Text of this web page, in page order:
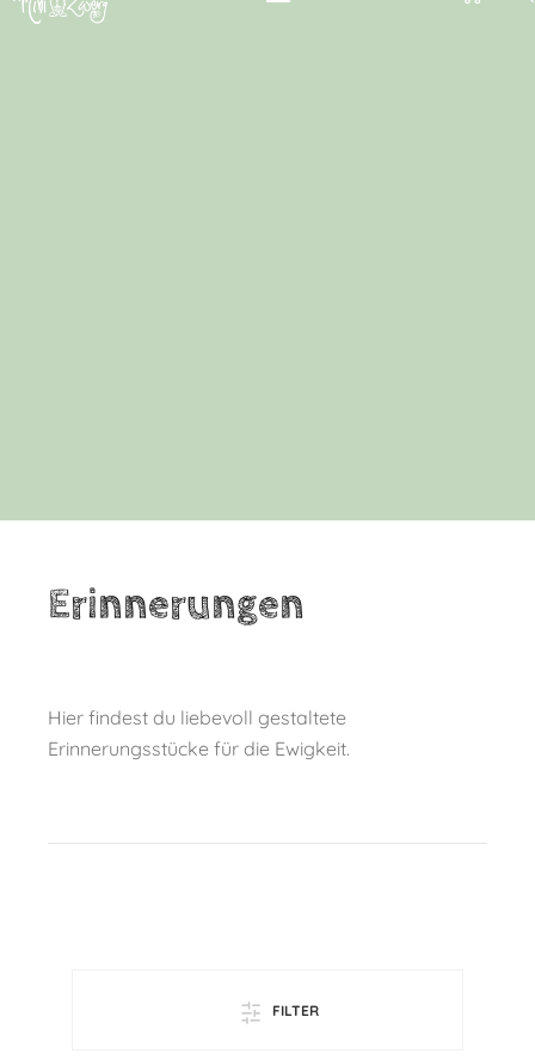
Erinnerungen
Hier findest du liebevoll gestaltete
Erinnerungsstücke für die Ewigkeit.
FILTER